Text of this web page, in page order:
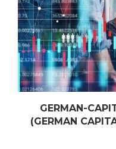
GERMAN-
(GERMAN